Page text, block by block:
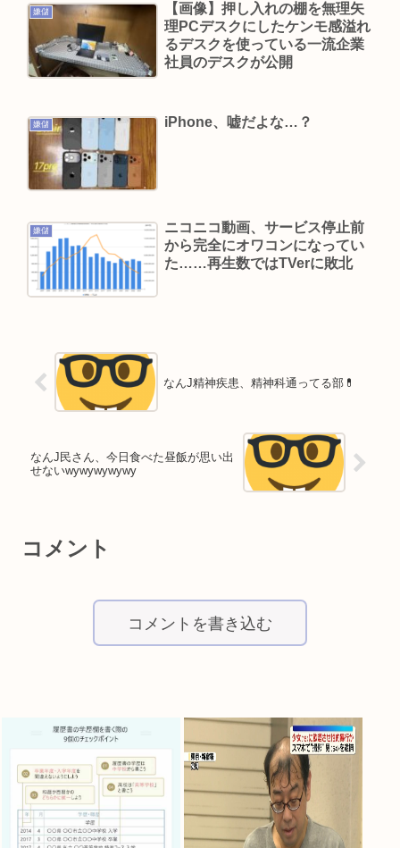
Powered by livedoor 相互RSS
嫌儲
【画像】押し入れの棚を無理矢
理PCデスクにしたケンモ感溢れ
るデスクを使っている一流企業
社員のデスクが公開
嫌儲 iPhone、嘘だよな…？
嫌儲
ニコニコ動画、サービス停止前
から完全にオワコンになってい
た……再生数ではTVerに敗北
なんJ精神疾患、精神科通ってる部💊
なんJ民さん、今日食べた昼飯が思い出
せないwywywywywy
コメント
コメントを書き込む